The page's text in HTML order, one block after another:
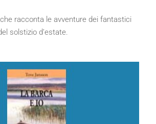
racconta le avventure dei fantastici
solstizio d’estate.